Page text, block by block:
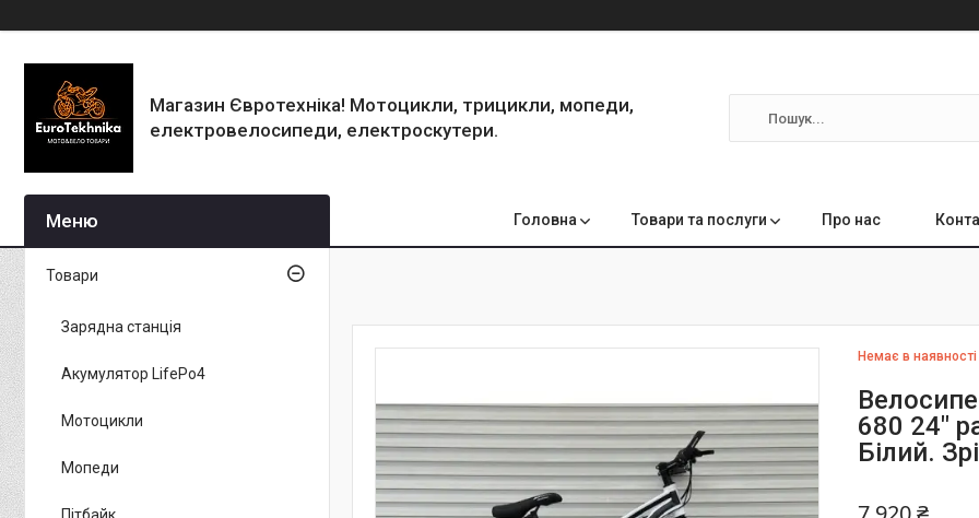
Магазин Євротехніка! Мотоцикли, трицикли, мопеди,
електровелосипеди, електроскутери.
Головна Товари та послуги Про нас
Немає в наявності
680 24"
Білий.
Товари
Зарядна станція
Акумулятор LifePo4
Мотоцикли
Мопеди